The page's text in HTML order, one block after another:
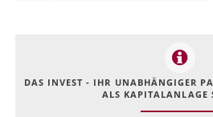
DAS INVEST - IHR UNABHÄNGIGER
ALS KAPITALANLAGE